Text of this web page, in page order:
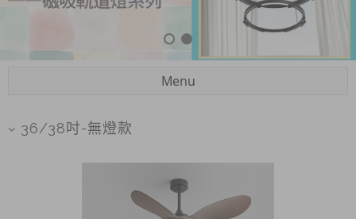
Menu
36/38吋-無燈款